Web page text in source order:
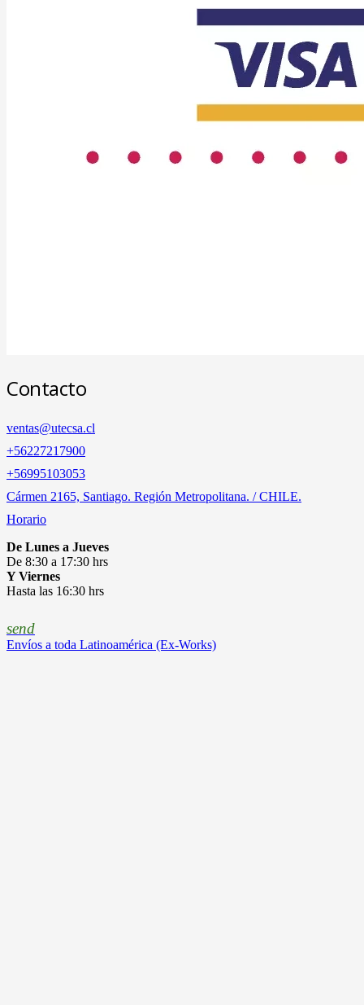
Contacto
ventas@utecsa.cl
+56227217900
‎+56995103053
Cármen 2165, Santiago. Región Metropolitana. / CHILE.
Horario
De Lunes a Jueves
De 8:30 a 17:30 hrs
Y Viernes
Hasta las 16:30 hrs
send
Envíos a toda Latinoamérica (Ex-Works)